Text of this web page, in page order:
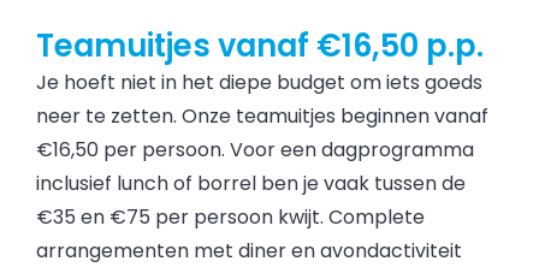
Teamuitjes vanaf €16,50 p.p.
Je hoeft niet in het diepe budget om iets goeds
neer te zetten. Onze teamuitjes beginnen vanaf
€16,50 per persoon. Voor een dagprogramma
inclusief lunch of borrel ben je vaak tussen de
€35 en €75 per persoon kwijt. Complete
arrangementen met diner en avondactiviteit